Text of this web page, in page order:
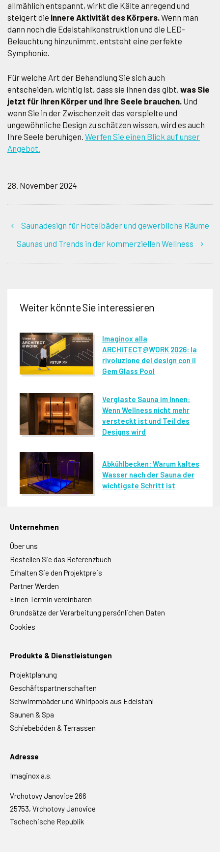
allmählich entspannt, wirkt die Kälte anregend und
steigert die innere Aktivität des Körpers.Wenn man
dann noch die Edelstahlkonstruktion und die LED-
Beleuchtung hinzunimmt, entsteht eine perfekte
Symphonie.
Für welche Art der Behandlung Sie sich auch
entscheiden, wichtig ist, dass sie Ihnen das gibt, was Sie
jetzt für Ihren Körper und Ihre Seele brauchen. Und
wenn Sie in der Zwischenzeit das verspielte und
ungewöhnliche Design zu schätzen wissen, wird es auch
Ihre Seele beruhigen. Werfen Sie einen Blick auf unser
Angebot.
28. November 2024
Saunadesign für Hotelbäder und gewerbliche Räume
Saunas und Trends in der kommerziellen Wellness
Weiter könnte Sie interessieren
Imaginox alla
ARCHITECT@WORK 2026: la
rivoluzione del design con il
Gem Glass Pool
Verglaste Sauna im Innen:
Wenn Wellness nicht mehr
versteckt ist und Teil des
Designs wird
Abkühlbecken: Warum kaltes
Wasser nach der Sauna der
wichtigste Schritt ist
Unternehmen
Über uns
Bestellen Sie das Referenzbuch
Erhalten Sie den Projektpreis
Partner Werden
Einen Termin vereinbaren
Grundsätze der Verarbeitung persönlichen Daten
Cookies
Produkte & Dienstleistungen
Projektplanung
Geschäftspartnerschaften
Schwimmbäder und Whirlpools aus Edelstahl
Saunen & Spa
Schiebeböden & Terrassen
Adresse
Imaginox a.s.
Vrchotovy Janovice 266
25753, Vrchotovy Janovice
Tschechische Republik